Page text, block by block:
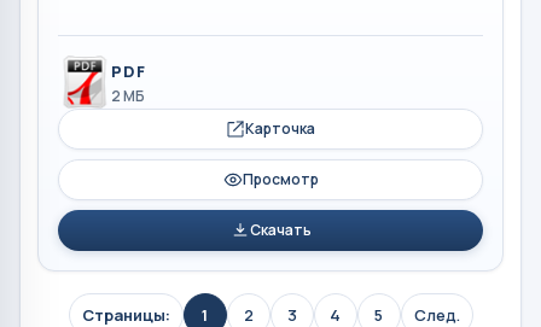
PDF
2 МБ
Карточка
Просмотр
Скачать
Страницы: 1 2 3 4 5 След.